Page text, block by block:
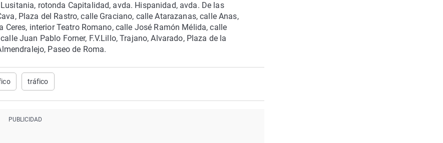
rotonda Capitalidad, avda. Hispanidad, avda. De las
Plaza del Rastro, calle Graciano, calle Atarazanas, calle Anas,
interior Teatro Romano, calle José Ramón Mélida, calle
Juan Pablo Forner, F.V.Lillo, Trajano, Alvarado, Plaza de la
Paseo de Roma.
tráfico